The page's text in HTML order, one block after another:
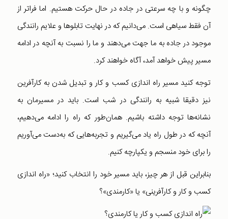
چگونه و با چه سرعتی در جاده در حال حرکت هستیم. اما فراتر از
آن فقط سیاهی است. می‌دانیم که در نهایت تابلوها و علایم رانندگی
موجود در جاده به ما جهت می‌دهند و ما را نسبت به آنچه در ادامه
مسیر پیش خواهد آمد، آگاه خواهند کرد.
توجه کنید مسیر راه اندازی کسب و کار و تبدیل شدن به کارآفرین
نیز دقیقا شبیه به رانندگی در شب است. باید در مسیرمان به
نشانه‌ها توجه داشته باشیم. همان‌طور که راه را ادامه می‌دهیم،
آنچه که در طول راه یاد می‌گیریم و تجربه‌هایی که به‌دست می‌آوریم
را برای خود منسجم و یکپارچه کنیم.
بنابراین قبل از هر چیز، باید مسیر خود را انتخاب کنید؛ «راه اندازی
کسب و کار و کارآفرینی» یا «کارمندی»؟